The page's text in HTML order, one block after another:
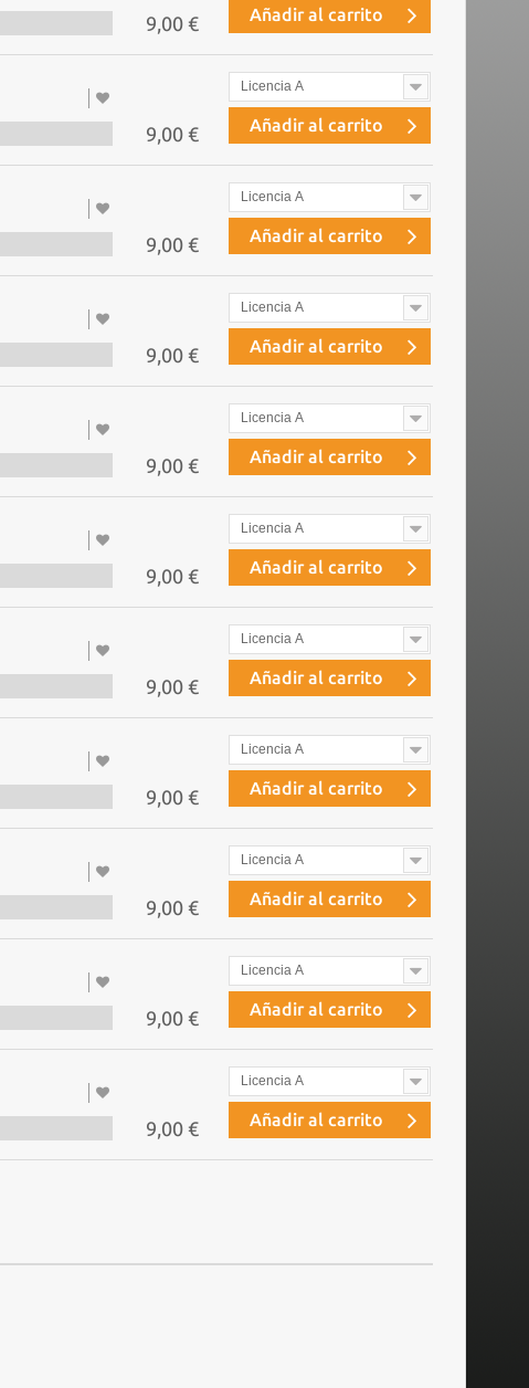
9,00 € Añadir al carrito
9,00 €
Licencia A
Añadir al carrito
9,00 €
Licencia A
Añadir al carrito
9,00 €
Licencia A
Añadir al carrito
9,00 €
Licencia A
Añadir al carrito
9,00 €
Licencia A
Añadir al carrito
9,00 €
Licencia A
Añadir al carrito
9,00 €
Licencia A
Añadir al carrito
9,00 €
Licencia A
Añadir al carrito
9,00 €
Licencia A
Añadir al carrito
9,00 €
Licencia A
Añadir al carrito